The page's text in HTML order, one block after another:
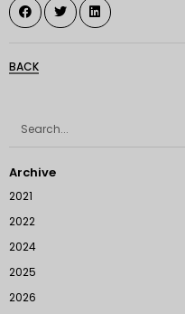
BACK
Archive
2021
2022
2024
2025
2026